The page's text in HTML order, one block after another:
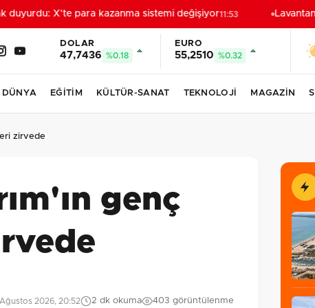
X’te para kazanma sistemi değişiyor11:53
DOLAR
47,7436 %0.18
EURO
55,2510 %0.32
DÜNYA EĞİTİM KÜLTÜR-SANAT TEKNOLOJİ MAGAZİN
zirvede
genç
2026, 20:52 2 dk okuma 403 görüntülenme